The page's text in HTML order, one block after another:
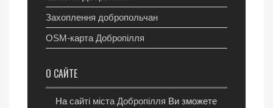
Захоплення добропольчан
OSM-карта Добропілля
О САЙТЕ
Насайті міста Добропілля Ви зможете